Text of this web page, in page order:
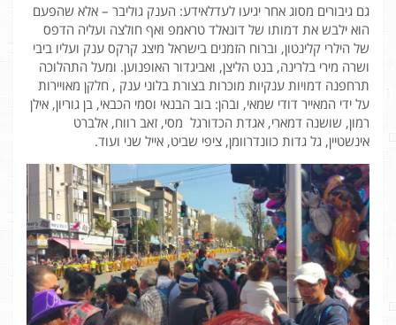
גם גיבורים מסוג אחר יגיעו לעדלאידע: הענק גוליבר – אלא שהפעם
הוא ילבש את דמותו של דונאלד טראמפ ואף חולצה ועליה הדפס
של הילרי קלינטון, וברוח הזמנים בישראל מיצג קרקס ענק ועליו ביבי
ושרה מירי בלרינה, בנט הליצן, ואביגדור האופנוען. ומעל התהלוכה
תרחפנה דמויות ענקיות מוכרות בצורת בלוני ענק , חלקן מאויירות
על ידי המאייר דודי שמאי, ובהן: בוב הבנאי וסמי הכבאי, בן גוריון, אילן
רמון, שושנה דמארי, אגדת הכדורגל מסי, זאב רווח, אלברט
אינשטיין, גל גדות כוונדרוומן, ציפי שביט, אייל שני ועוד.